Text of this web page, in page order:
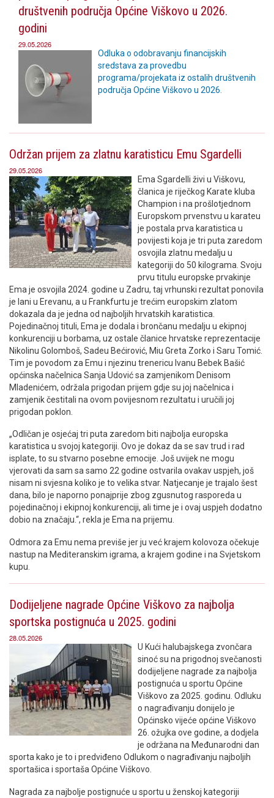
društvenih područja Općine Viškovo u 2026.
godini
29.05.2026
Odluka o odobravanju financijskih
sredstava za provedbu
programa/projekata iz ostalih društvenih
područja Općine Viškovo u 2026.
Održan prijem za zlatnu karatisticu Emu Sgardelli
29.05.2026
Ema Sgardelli živi u Viškovu,
članica je riječkog Karate kluba
Champion i na prošlotjednom
Europskom prvenstvu u karateu
je postala prva karatistica u
povijesti koja je tri puta zaredom
osvojila zlatnu medalju u
kategoriji do 50 kilograma. Svoju
prvu titulu europske prvakinje
Ema je osvojila 2024. godine u Zadru, taj vrhunski rezultat ponovila
je lani u Erevanu, a u Frankfurtu je trećim europskim zlatom
dokazala da je jedna od najboljih hrvatskih karatistica.
Pojedinačnoj tituli, Ema je dodala i brončanu medalju u ekipnoj
konkurenciji u borbama, uz ostale članice hrvatske reprezentacije
Nikolinu Golomboš, Sadeu Bećirović, Miu Greta Zorko i Saru Tomić.
Tim je povodom za Emu i njezinu trenericu Ivanu Bebek Bašić
općinska načelnica Sanja Udović sa zamjenikom Denisom
Mladenićem, održala prigodan prijem gdje su joj načelnica i
zamjenik čestitali na ovom povijesnom rezultatu i uručili joj
prigodan poklon.
„Odličan je osjećaj tri puta zaredom biti najbolja europska
karatistica u svojoj kategoriji. Ovo je dokaz da se sav trud i rad
isplate, to su stvarno posebne emocije. Još uvijek ne mogu
vjerovati da sam sa samo 22 godine ostvarila ovakav uspjeh, još
nisam ni svjesna koliko je to velika stvar. Natjecanje je trajalo šest
dana, bilo je naporno ponajprije zbog zgusnutog rasporeda u
pojedinačnoj i ekipnoj konkurenciji, ali time je i ovaj uspjeh dodatno
dobio na značaju.“, rekla je Ema na prijemu.
Odmora za Emu nema previše jer ju već krajem kolovoza očekuje
nastup na Mediteranskim igrama, a krajem godine i na Svjetskom
kupu.
Dodijeljene nagrade Općine Viškovo za najbolja
sportska postignuća u 2025. godini
28.05.2026
U Kući halubajskega zvončara
sinoć su na prigodnoj svečanosti
dodijeljene nagrade za najbolja
postignuća u sportu Općine
Viškovo za 2025. godinu. Odluku
o nagrađivanju donijelo je
Općinsko vijeće općine Viškovo
26. ožujka ove godine, a dodjela
je održana na Međunarodni dan
sporta kako je to i predviđeno Odlukom o nagrađivanju najboljih
sportašica i sportaša Općine Viškovo.
Nagrada za najbolje postignuće u sportu u ženskoj kategoriji